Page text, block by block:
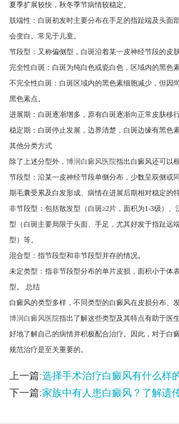
夏季扩展较快，秋冬季节病情较稳定。
肢端性：白斑初发时主要分布在手足的指趾端及头面
会变白。常见于儿童。
节段型：又称偏侧型，白斑沿着某一皮神经节段的皮
完全性白斑：白斑为纯白色或瓷白色，区域内的黑色
不完全性白斑：白斑区域内的黑色素细胞减少，但因
黑色素点。
进展期：白斑逐渐增多，原有白斑逐渐向正常皮肤移
稳定期：白斑停止发展，边界清楚，白斑边缘有黑色
其他分类方式
除了上述分型外，博润白癜风医院指出白癜风还可以
节段型：沿某一皮神经节段单侧分布，少数呈双侧或
期毛囊受累及白发形成、病情在进展后期相对稳定的特
非节段型：包括散发型（白斑≥2片，面积为1-3级）
型（白斑主要局限于头面、手足，尤其好发于指趾远
型）等。
混合型：指节段型和非节段型并存的情况。
未定类型：指非节段型分布的单片皮损，面积小于体
型。 总结
白癜风的类型多样，不同类型的白癜风在皮损分布、
博润白癜风医院指出了解这些类型及其特点有助于医
好地了解自己的病情并积极配合治疗。因此，对于白
规范治疗是至关重要的。
上一篇:选择手术治疗白癜风有什么样
下一篇:家族中有人患白癜风？了解遗